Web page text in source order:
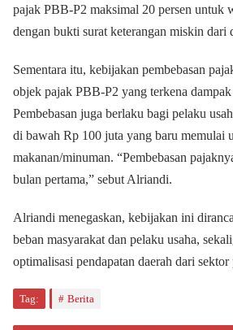
pajak PBB-P2 maksimal 20 persen untuk
dengan bukti surat keterangan miskin dari
Sementara itu, kebijakan pembebasan
objek pajak PBB-P2 yang terkena dampak
Pembebasan juga berlaku bagi pelaku
di bawah Rp 100 juta yang baru memulai
makanan/minuman. “Pembebasan
bulan pertama,” sebut Alriandi.
Alriandi menegaskan, kebijakan ini
beban masyarakat dan pelaku usaha,
optimalisasi pendapatan daerah dari
Tag: Berita